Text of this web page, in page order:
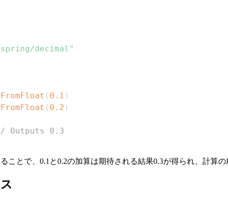
decimal"
( 0.1 )
( 0.2 )
Outputs 0.3
ことで、0.1と0.2の加算は期待される結果0.3が得られ、計算の